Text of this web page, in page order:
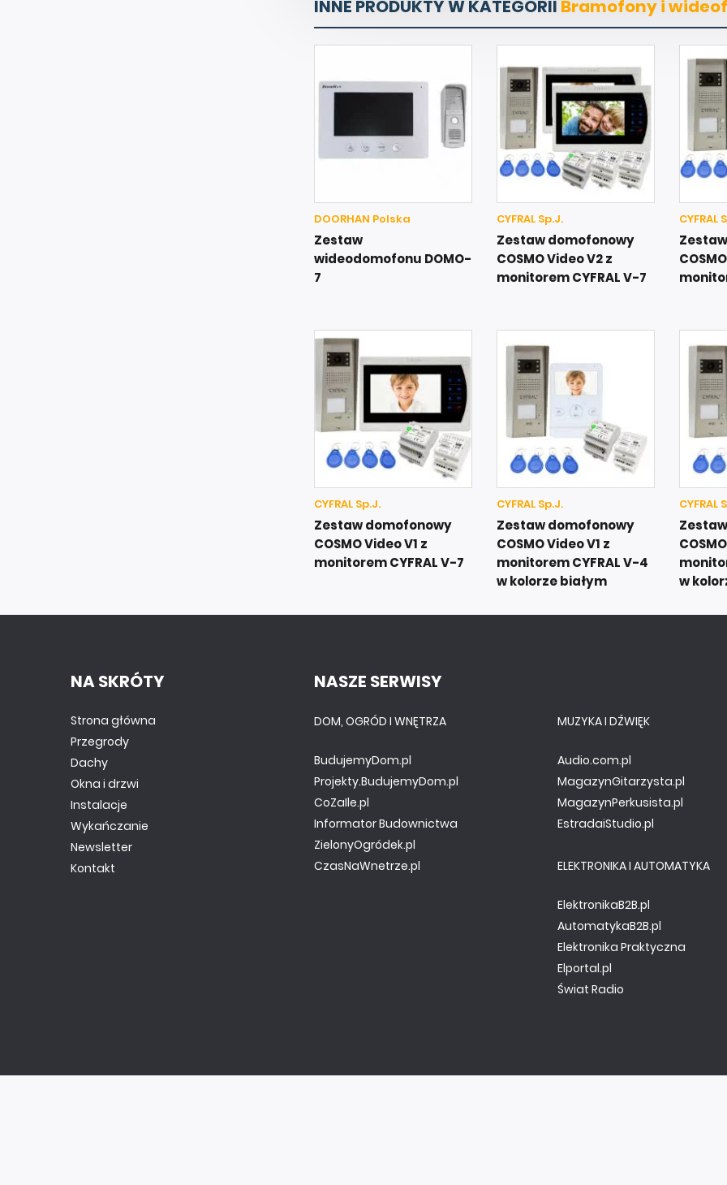
INNE PRODUKTY W KATEGORII Bramofony i
DOORHAN Polska
Zestaw
wideodomofonu DOMO-
7
CYFRAL Sp.J.
Zestaw domofonowy
COSMO Video V2 z
monitorem CYFRAL V-7
CYFRAL
CYFRAL Sp.J.
Zestaw domofonowy
COSMO Video V1 z
monitorem CYFRAL V-7
CYFRAL Sp.J.
Zestaw domofonowy
COSMO Video V1 z
monitorem CYFRAL V-4
w kolorze białym
CYFRAL
w
NA SKRÓTY
Strona główna
Przegrody
Dachy
Okna i drzwi
Instalacje
Wykańczanie
Newsletter
Kontakt
NASZE SERWISY
DOM, OGRÓD I WNĘTRZA
BudujemyDom.pl
Projekty.BudujemyDom.pl
CoZaIle.pl
Informator Budownictwa
ZielonyOgródek.pl
CzasNaWnetrze.pl
MUZYKA I DŹWIĘK
Audio.com.pl
MagazynGitarzysta.pl
MagazynPerkusista.pl
EstradaiStudio.pl
ELEKTRONIKA I AUTOMATYKA
ElektronikaB2B.pl
AutomatykaB2B.pl
Elektronika Praktyczna
Elportal.pl
Świat Radio